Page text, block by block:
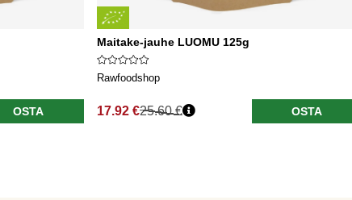
OSTA
Maitake-jauhe LUOMU 125g
Rawfoodshop
17.92 €25.60 € OSTA